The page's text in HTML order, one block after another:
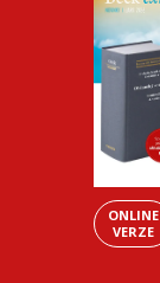
ONLINE
VERZE